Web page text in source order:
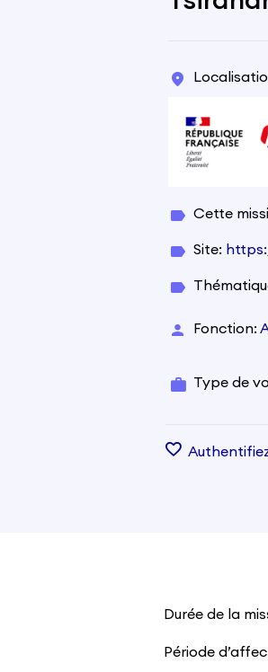
Cette
Site
Fonction
Type de
Durée de la
Période